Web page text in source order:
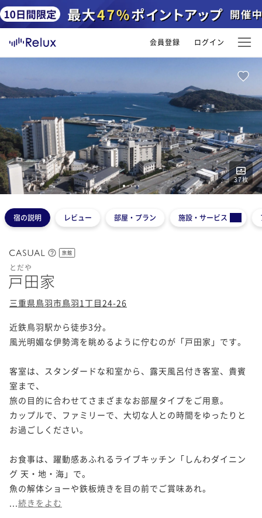
会員登録 ログイン
37枚
12345
宿の説明 レビュー 部屋・プラン 施設・サービス
旅館
とだや
戸田家
三重県鳥羽市鳥羽1丁目24-26
近鉄鳥羽駅から徒歩3分。
風光明媚な伊勢湾を眺めるように佇むのが「戸田家」です。
客室は、スタンダードな和室から、露天風呂付き客室、貴賓
室まで、
旅の目的に合わせてさまざまなお部屋タイプをご用意。
カップルで、ファミリーで、大切な人との時間をゆったりと
お過ごしください。
お食事は、躍動感あふれるライブキッチン「しんわダイニン
グ 天・地・海」で。
魚の解体ショーや鉄板焼きを目の前でご賞味あれ。
続きをよむ